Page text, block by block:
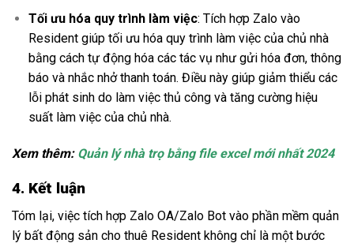
Tối ưu hóa quy trình làm việc: Tích hợp Zalo vào
Resident giúp tối ưu hóa quy trình làm việc của chủ nhà
bằng cách tự động hóa các tác vụ như gửi hóa đơn, thông
báo và nhắc nhở thanh toán. Điều này giúp giảm thiểu các
lỗi phát sinh do làm việc thủ công và tăng cường hiệu
suất làm việc của chủ nhà.
Xem thêm: Quản lý nhà trọ bằng file excel mới nhất 2024
4. Kết luận
Tóm lại, việc tích hợp Zalo OA/Zalo Bot vào phần mềm quản
lý bất động sản cho thuê Resident không chỉ là một bước